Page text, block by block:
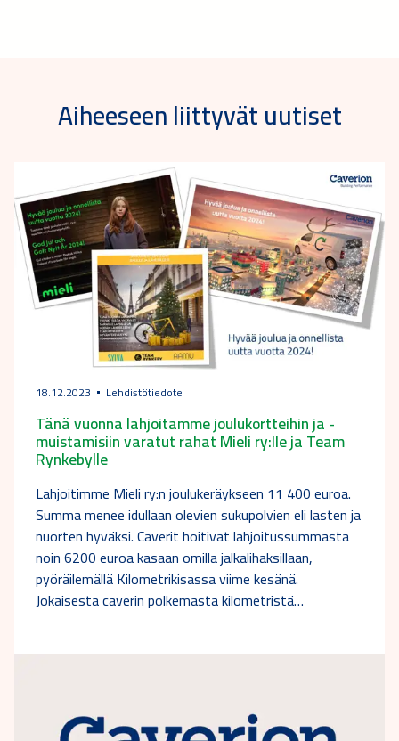
Aiheeseen liittyvät uutiset
18.12.2023 Lehdistötiedote
Tänä vuonna lahjoitamme joulukortteihin ja -
muistamisiin varatut rahat Mieli ry:lle ja Team
Rynkebylle
Lahjoitimme Mieli ry:n joulukeräykseen 11 400 euroa.
Summa menee idullaan olevien sukupolvien eli lasten ja
nuorten hyväksi. Caverit hoitivat lahjoitussummasta
noin 6200 euroa kasaan omilla jalkalihaksillaan,
pyöräilemällä Kilometrikisassa viime kesänä.
Jokaisesta caverin polkemasta kilometristä…